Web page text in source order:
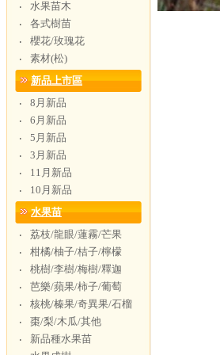
‧
水果苗木
‧
各式樹苗
‧
櫻花/玫瑰花
‧
素材(松)
新品上市區
‧
8月新品
‧
6月新品
‧
5月新品
‧
3月新品
‧
11月新品
‧
10月新品
水果苗
‧
荔枝/龍眼/蓮霧/芒果
‧
柑橘/柚子/桔子/檸檬
‧
桃樹/李樹/梅樹/釋迦
‧
芭樂/蘋果/柿子/葡萄
‧
核桃/榛果/奇異果/石榴
‧
棗/梨/木瓜/其他
‧
新品種水果苗